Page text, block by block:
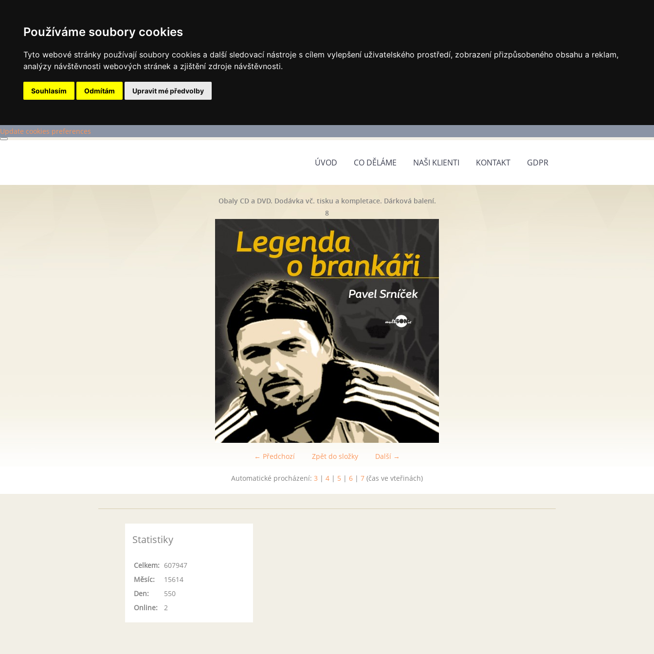
Používáme soubory cookies
Tyto webové stránky používají soubory cookies a další sledovací nástroje s cílem vylepšení uživatelského prostředí, zobrazení přizpůsobeného obsahu a reklam,
analýzy návštěvnosti webových stránek a zjištění zdroje návštěvnosti.
Souhlasím Odmítám Upravit mé předvolby
Update cookies preferences
ÚVOD CO DĚLÁME NAŠI KLIENTI KONTAKT GDPR
Obaly CD a DVD. Dodávka vč. tisku a kompletace. Dárková balení.
8
← Předchozí Další →
Zpět do složky
Automatické procházení: 3 | 4 | 5 | 6 | 7 (čas ve vteřinách)
Statistiky
Online: 2
Celkem: 607947
Měsíc:
15614
Den:
550